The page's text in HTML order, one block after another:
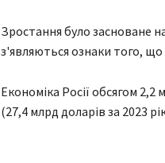
Зростання було засноване
з'являються ознаки того,
Економіка Росії обсягом
(27,4 млрд доларів за 2023